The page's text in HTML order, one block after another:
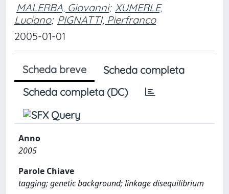
MALERBA, Giovanni; XUMERLE,
Luciano; PIGNATTI, Pierfranco
2005-01-01
Scheda breve
Scheda completa
Scheda completa (DC)
Anno
2005
Parole Chiave
tagging; genetic background; linkage disequilibrium